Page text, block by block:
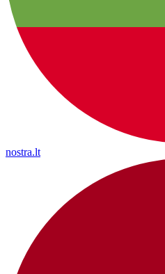
nostra.lt